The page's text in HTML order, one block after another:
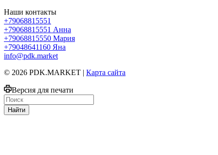
Наши контакты
+79068815551
+79068815551 Анна
+79068815550 Мария
+79048641160 Яна
info@pdk.market
© 2026 PDK.MARKET | Карта сайта
Версия для печати
Найти